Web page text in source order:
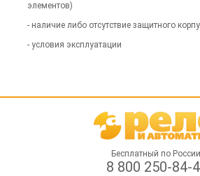
элементов)
- наличие либо отсутствие защитного
- условия эксплуатации
Бесплатный по
8 800 250-84-